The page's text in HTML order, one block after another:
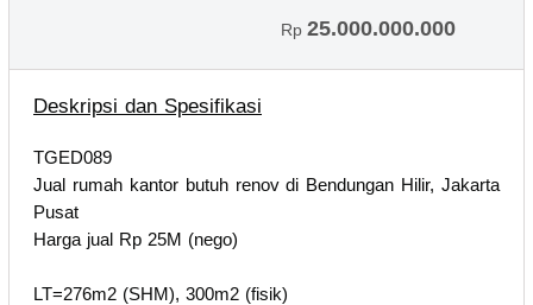
Rp 25.000.000.000
Deskripsi dan Spesifikasi
TGED089
Jual rumah kantor butuh renov di Bendungan Hilir, Jakarta
Pusat
Harga jual Rp 25M (nego)
LT=276m2 (SHM), 300m2 (fisik)